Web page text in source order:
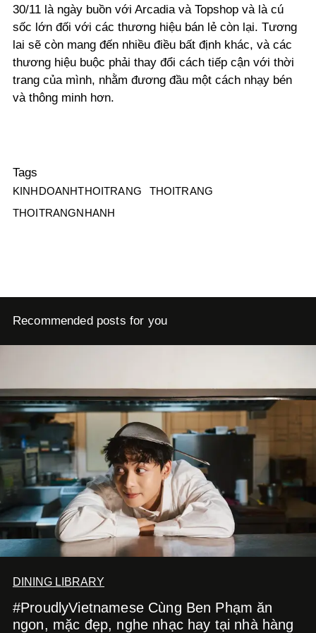
30/11 là ngày buồn với Arcadia và Topshop và là cú
sốc lớn đối với các thương hiệu bán lẻ còn lại. Tương
lai sẽ còn mang đến nhiều điều bất định khác, và các
thương hiệu buộc phải thay đổi cách tiếp cận với thời
trang của mình, nhằm đương đầu một cách nhạy bén
và thông minh hơn.
Tags
KINHDOANHTHOITRANG
THOITRANG
THOITRANGNHANH
Recommended posts for you
DINING LIBRARY
#ProudlyVietnamese Cùng Ben Phạm ăn
ngon, mặc đẹp, nghe nhạc hay tại nhà hàng